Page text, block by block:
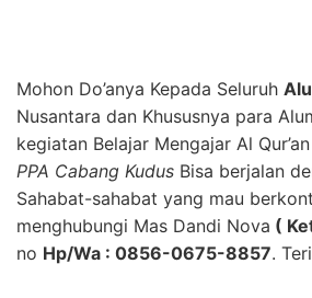
Mohon Do’anya Kepada Seluruh
Nusantara dan Khususnya para
kegiatan Belajar Mengajar Al
PPA Cabang Kudus Bisa berjalan
Sahabat-sahabat yang mau
menghubungi Mas Dandi Nova (
no Hp/Wa : 0856-0675-8857.